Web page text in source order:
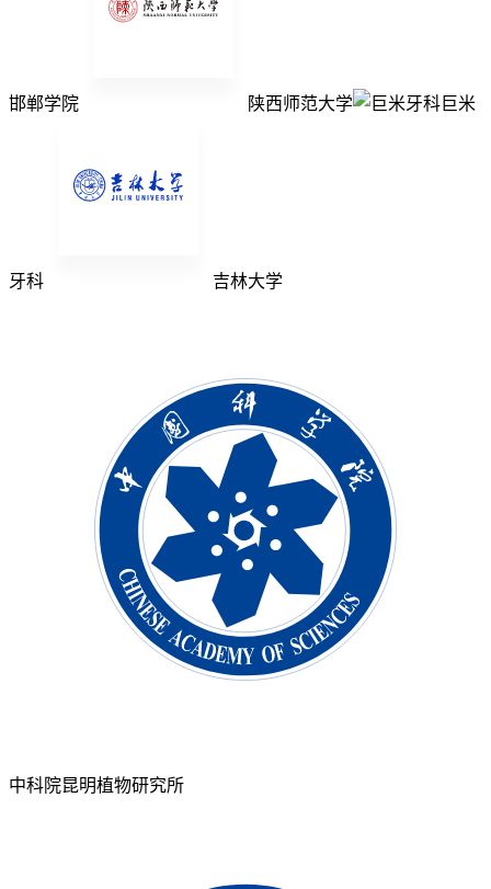
邯郸学院 陕西师范大学 巨米
牙科 吉林大学
中科院昆明植物研究所